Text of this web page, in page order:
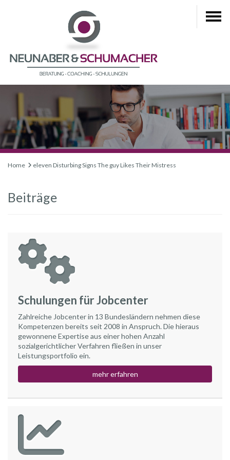
Home eleven Disturbing Signs The guy Likes Their Mistress
Beiträge
Schulungen für Jobcenter
Zahlreiche Jobcenter in 13 Bundesländern nehmen diese
Kompetenzen bereits seit 2008 in Anspruch. Die hieraus
gewonnene Expertise aus einer hohen Anzahl
sozialgerichtlicher Verfahren fließen in unser
Leistungsportfolio ein.
mehr erfahren